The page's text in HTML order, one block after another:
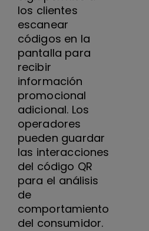
los clientes
escanear
códigos en la
pantalla para
recibir
información
promocional
adicional. Los
operadores
pueden guardar
las interacciones
del código QR
para el análisis
de
comportamiento
del consumidor.